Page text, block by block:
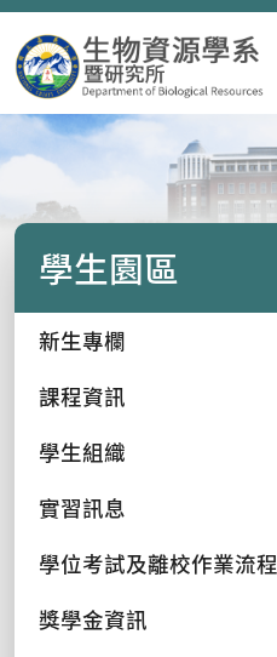
學生園區
新生專欄
課程資訊
學生組織
實習訊息
學位考試及離校作業流程
獎學金資訊